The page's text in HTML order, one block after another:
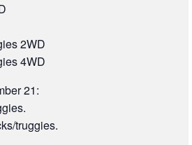
2WD
4WD
21:
truggies.